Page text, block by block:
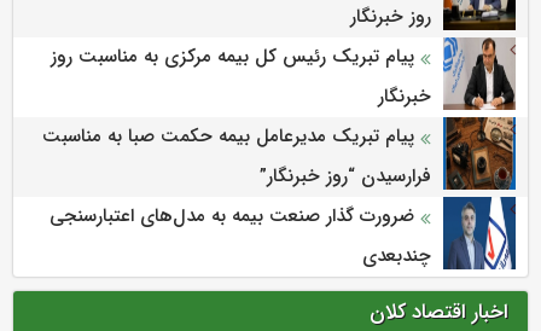
روز خبرنگار
پیام تبریک رئیس کل بیمه مرکزی به مناسبت روز
خبرنگار
پیام تبریک مدیرعامل بیمه حکمت صبا به مناسبت
فرارسیدن “روز خبرنگار”
ضرورت گذار صنعت بیمه به مدل‌های اعتبارسنجی
چندبعدی
اخبار اقتصاد کلان